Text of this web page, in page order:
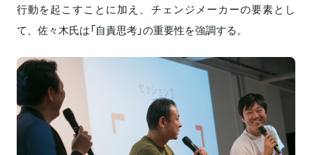
行動を起こすことに加え、チェンジメーカーの要素とし
て、佐々木氏は「自責思考」の重要性を強調する。